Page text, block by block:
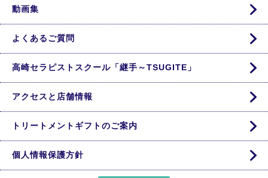
動画集
よくあるご質問
高崎セラピストスクール「継手～TSUGITE」
アクセスと店舗情報
トリートメントギフトのご案内
個人情報保護方針